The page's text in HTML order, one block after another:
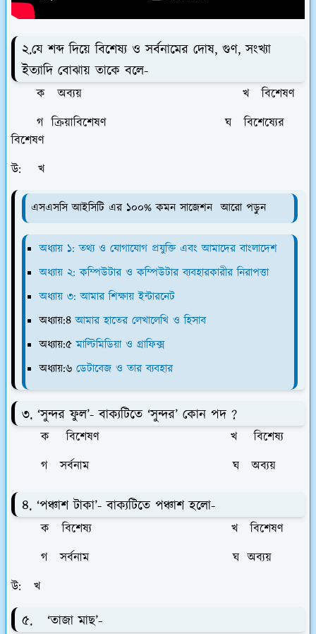
২.যে শব্দ দিয়ে বিশেষ্য ও সর্বনামের দোষ, গুণ, সংখ্যা
ইত্যাদি বোঝায় তাকে বলে-
ক অব্যয় খ বিশেষণ
গ ক্রিয়াবিশেষণ ঘ বিশেষ্যের
বিশেষণ
উ: খ
এসএসসি আইসিটি এর ১০০% কমন সাজেশন আরো পড়ুন
অধ্যায় ১: তথ্য ও যোগাযোগ প্রযুক্তি এবং আমাদের বাংলাদেশ
অধ্যায় ২: কম্পিউটার ও কম্পিউটার ব্যবহারকারীর নিরাপত্তা
অধ্যায় ৩: আমার শিক্ষায় ইন্টারনেট
অধ্যায়:৪আমার হাতের লেখালেখি ও হিসাব
অধ্যায়:৫মাল্টিমিডিয়া ও গ্রাফিক্স
অধ্যায়:৬ ডেটাবেজ ও তার ব্যবহার
৩. ‘সুন্দর ফুল’- বাক্যটিতে ‘সুন্দর’ কোন পদ ?
ক বিশেষণ খ বিশেষ্য
গ সর্বনাম ঘ অব্যয়
৪. ‘পঞ্চাশ টাকা’- বাক্যটিতে পঞ্চাশ হলো-
ক বিশেষ্য খ বিশেষণ
গ সর্বনাম ঘ অব্যয়
উ: খ
৫. ‘তাজা মাছ’-